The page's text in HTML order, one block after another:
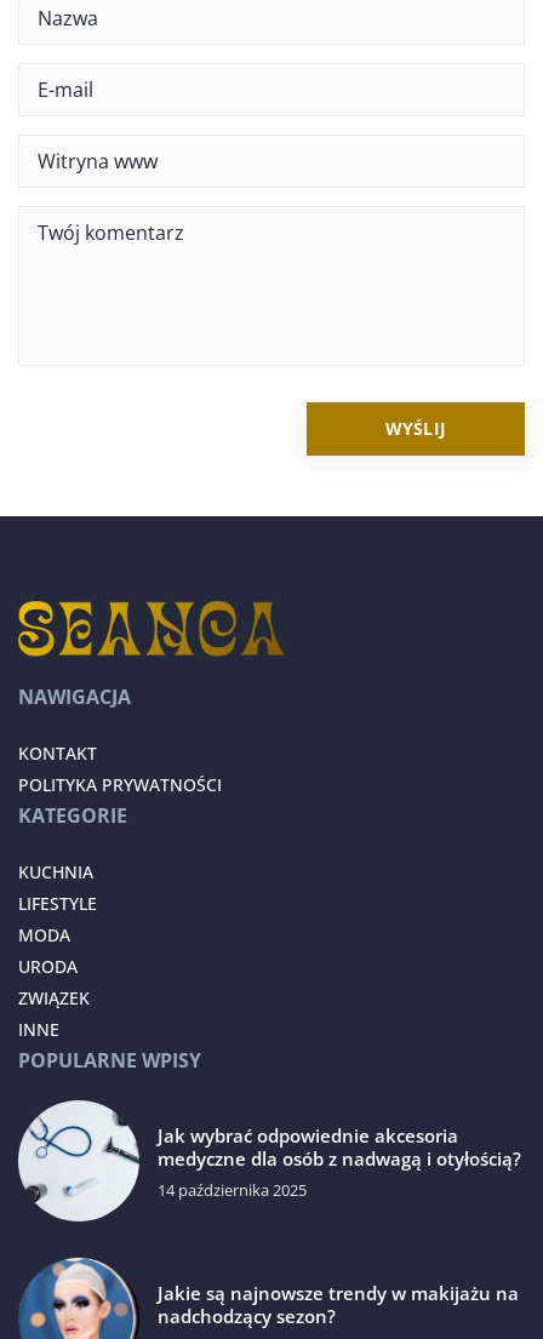
NAWIGACJA
KONTAKT
POLITYKA PRYWATNOŚCI
KATEGORIE
KUCHNIA
LIFESTYLE
MODA
URODA
ZWIĄZEK
INNE
POPULARNE WPISY
Jak wybrać odpowiednie akcesoria
medyczne dla osób z nadwagą i otyłością?
14 października 2025
Jakie są najnowsze trendy w makijażu na
nadchodzący sezon?